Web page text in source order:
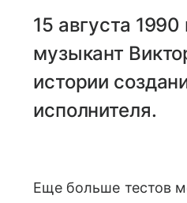
15 августа
музыкант
истории
исполнителя.
Еще больше тестов